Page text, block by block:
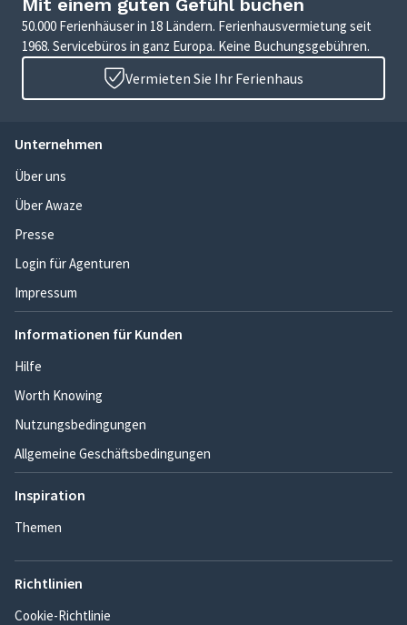
Mit einem guten Gefühl buchen
50.000 Ferienhäuser in 18 Ländern. Ferienhausvermietung seit
1968. Servicebüros in ganz Europa. Keine Buchungsgebühren.
Vermieten Sie Ihr Ferienhaus
Unternehmen
Über uns
Über Awaze
Presse
Login für Agenturen
Impressum
Informationen für Kunden
Hilfe
Worth Knowing
Nutzungsbedingungen
Allgemeine Geschäftsbedingungen
Inspiration
Themen
Richtlinien
Cookie-Richtlinie